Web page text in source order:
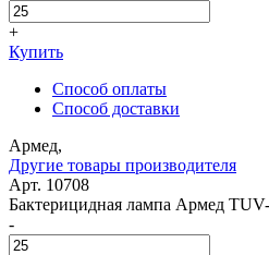
+
Купить
Способ оплаты
Способ доставки
Армед,
Другие товары производителя
Арт. 10708
Бактерицидная лампа Армед
-